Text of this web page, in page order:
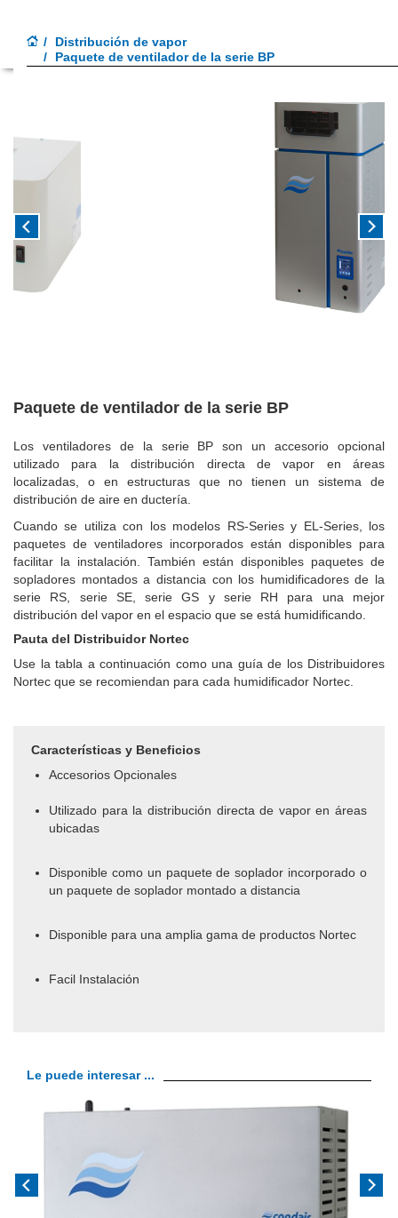
Distribución de vapor
Paquete de ventilador de la serie BP
Paquete de ventilador de la serie BP
Los ventiladores de la serie BP son un accesorio opcional
utilizado para la distribución directa de vapor en áreas
localizadas, o en estructuras que no tienen un sistema de
distribución de aire en ductería.
Cuando se utiliza con los modelos RS-Series y EL-Series, los
paquetes de ventiladores incorporados están disponibles para
facilitar la instalación. También están disponibles paquetes de
sopladores montados a distancia con los humidificadores de la
serie RS, serie SE, serie GS y serie RH para una mejor
distribución del vapor en el espacio que se está humidificando.
Pauta del Distribuidor Nortec
Use la tabla a continuación como una guía de los Distribuidores
Nortec que se recomiendan para cada humidificador Nortec.
Características y Beneficios
Accesorios Opcionales
Utilizado para la distribución directa de vapor en áreas
ubicadas
Disponible como un paquete de soplador incorporado o
un paquete de soplador montado a distancia
Disponible para una amplia gama de productos Nortec
Facil Instalación
Le puede interesar ...